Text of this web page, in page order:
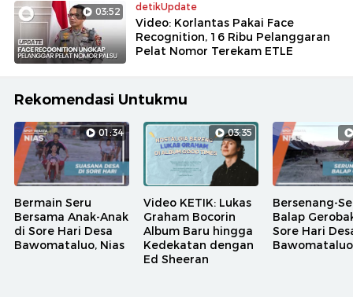
03:52 detikUpdate
Video: Korlantas Pakai Face
Recognition, 16 Ribu Pelanggaran
Pelat Nomor Terekam ETLE
Rekomendasi Untukmu
01:34
Bermain Seru
Bersama Anak-Anak
di Sore Hari Desa
Bawomataluo, Nias
03:35
Video KETIK: Lukas
Graham Bocorin
Album Baru hingga
Kedekatan dengan
Ed Sheeran
Bersenang-
Balap
Sore Hari